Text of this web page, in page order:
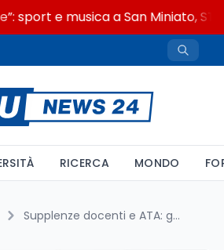
sport e musica a San Miniato,
RICERCA MONDO
Supplenze docenti e ATA: guida completa alla normativa 2026 e ai diritti dei supplenti